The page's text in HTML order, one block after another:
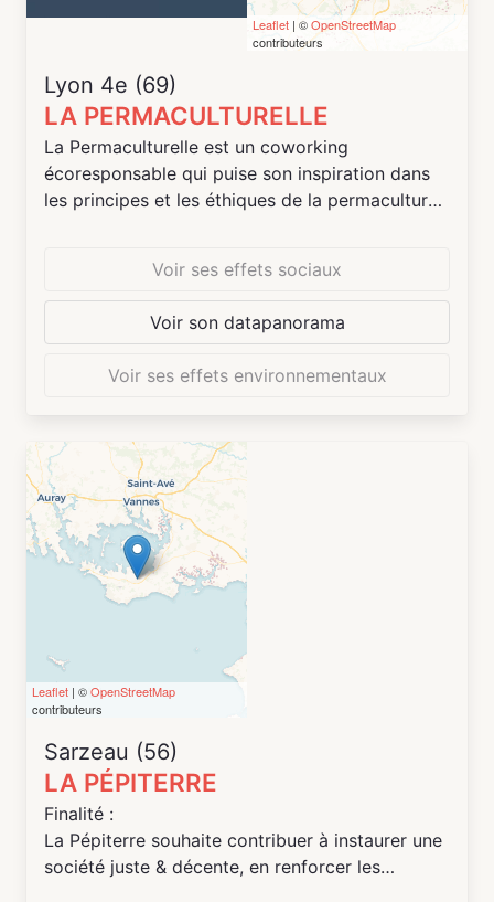
Leaflet | ©OpenStreetMap
contributeurs
Lyon 4e (69)
LA PERMACULTURELLE
La Permaculturelle est un coworking
écoresponsable qui puise son inspiration dans
les principes et les éthiques de la permaculture.
on prend soin des hommes et des femmes qui
viennent y travailler.
- Lieu « facilitateur » de la transition écologique.
l’environnement de nos adhérents et leur
- Lieu de travail, mais aussi de partage et
d’échange. On y vient pour faire grandir ses
projets, on en sort grandi. On y vient pour
cultiver et se cultiver.
Sur place, nous proposons une trentaine de
postes de travail répartis sur deux niveaux, et la
possibilité d'accéder à près de 1000 m2
d'espaces extérieurs dédiés à des
expérimentations de jardinage urbain et à
l'organisation d'événements.
Voir ses effets sociaux
Voir son datapanorama
Voir ses effets environnementaux
Leaflet | ©OpenStreetMap
contributeurs
Sarzeau (56)
LA PÉPITERRE
Finalité :
La Pépiterre souhaite contribuer à instaurer une
société juste & décente, en renforcer les